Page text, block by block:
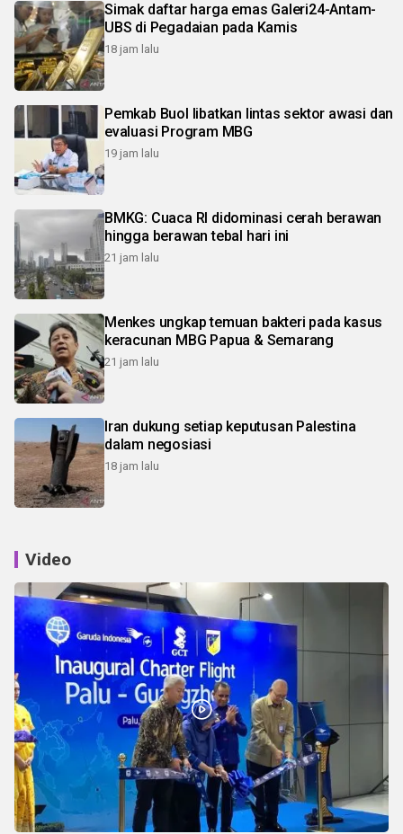
Simak daftar harga emas Galeri24-Antam-
UBS di Pegadaian pada Kamis
18 jam lalu
Pemkab Buol libatkan lintas sektor awasi dan
evaluasi Program MBG
19 jam lalu
BMKG: Cuaca RI didominasi cerah berawan
hingga berawan tebal hari ini
21 jam lalu
Menkes ungkap temuan bakteri pada kasus
keracunan MBG Papua & Semarang
21 jam lalu
Iran dukung setiap keputusan Palestina
dalam negosiasi
18 jam lalu
Video